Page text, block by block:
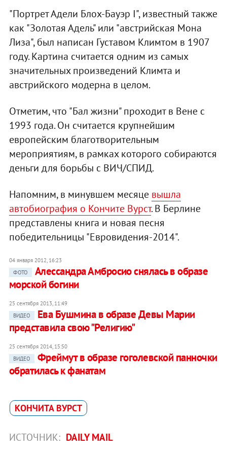
"Портрет Адели Блох-Бауэр I", известный также
как "Золотая Адель" или "австрийская Мона
Лиза", был написан Густавом Климтом в 1907
году. Картина считается одним из самых
значительных произведений Климта и
австрийского модерна в целом.
Отметим, что "Бал жизни" проходит в Вене с
1993 года. Он считается крупнейшим
европейским благотворительным
мероприятиям, в рамках которого собираются
деньги для борьбы с ВИЧ/СПИД.
Напомним, в минувшем месяце вышла
автобиография о Кончите Вурст. В Берлине
представлены книга и новая песня
победительницы "Евровидения-2014".
04 января 2012, 16:23
ФОТО
Алессандра Амбросио снялась в образе
морской богини
25 сентября 2013, 11:49
ВИДЕО
Ева Бушмина в образе Девы Марии
представила свою "Религию"
25 сентября 2014, 15:50
ВИДЕО
Фреймут в образе гоголевской панночки
обратилась к фанатам
КОНЧИТА ВУРСТ
ИСТОЧНИК: DAILY MAIL